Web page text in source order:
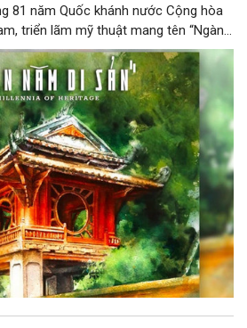
81 năm Quốc khánh nước Cộng hòa
triển lãm mỹ thuật mang tên “Ngàn
khai mạc vào ngày 8/8 tại Nhà Thái
biệt Văn Miếu – Quốc Tử Giám. Sự
9/2026 hứa hẹn trở thành điểm đến
phần làm phong phú đời sống nghệ
thu này.